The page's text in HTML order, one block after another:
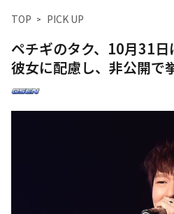
TOP PICK UP
ペチギのタク、10月31
彼女に配慮し、非公開で